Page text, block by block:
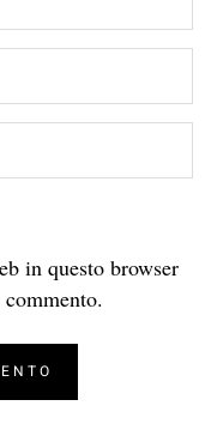
in questo browser